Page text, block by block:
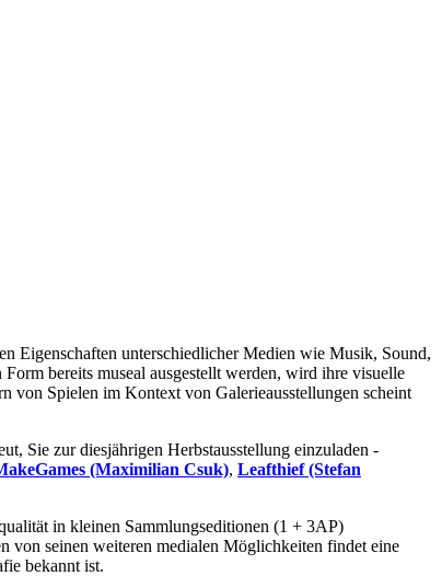
Eigenschaften unterschiedlicher Medien wie Musik, Sound,
bereits museal ausgestellt werden, wird ihre visuelle
von Spielen im Kontext von Galerieausstellungen scheint
Sie zur diesjährigen Herbstausstellung einzuladen -
(Maximilian Csuk), Leafthief (Stefan
in kleinen Sammlungseditionen (1 + 3AP)
von seinen weiteren medialen Möglichkeiten findet eine
bekannt ist.